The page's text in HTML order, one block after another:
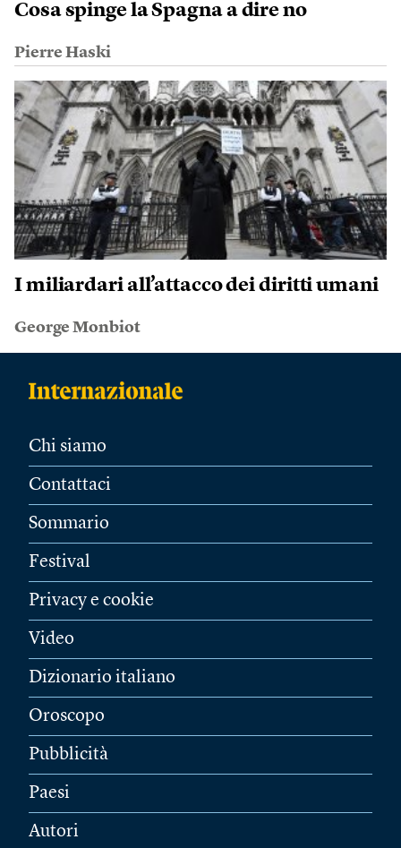
Cosa spinge la Spagna a dire no
Pierre Haski
I miliardari all’attacco dei diritti umani
George Monbiot
Chi siamo
Contattaci
Sommario
Festival
Privacy e cookie
Video
Dizionario italiano
Oroscopo
Pubblicità
Paesi
Autori